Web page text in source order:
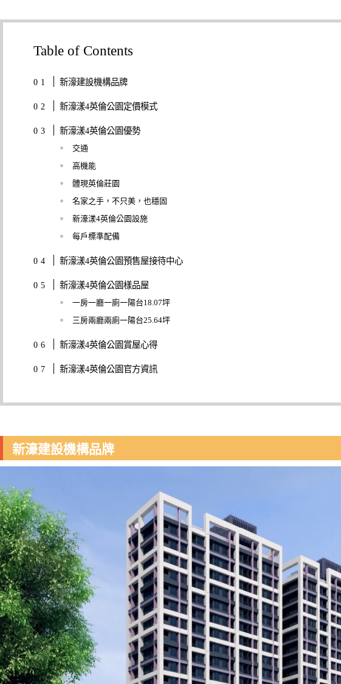
Table of Contents
新濠建設機構品牌
新濠漾4英倫公園定價模式
新濠漾4英倫公園優勢
交通
高機能
體現英倫莊園
名家之手，不只美，也穩固
新濠漾4英倫公園設施
每戶標準配備
新濠漾4英倫公園預售屋接待中心
新濠漾4英倫公園樣品屋
一房一廳一廁一陽台18.07坪
三房兩廳兩廁一陽台25.64坪
新濠漾4英倫公園賞屋心得
新濠漾4英倫公園官方資訊
新濠建設機構品牌